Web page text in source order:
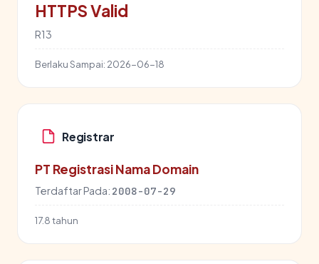
HTTPS Valid
R13
Berlaku Sampai: 2026-06-18
Registrar
PT Registrasi Nama Domain
Terdaftar Pada: 2008-07-29
17.8 tahun